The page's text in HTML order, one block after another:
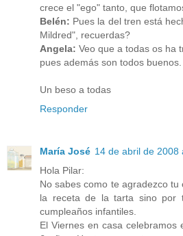
crece el "ego" tanto, que
Belén: Pues la del tren está
Mildred", recuerdas?
Angela: Veo que a todas os ha
pues además son todos buenos.
Un beso a todas
Responder
María José 14 de abril de 2008
Hola Pilar:
No sabes como te agradezco
la receta de la tarta sino por
cumpleaños infantiles.
El Viernes en casa celebramos